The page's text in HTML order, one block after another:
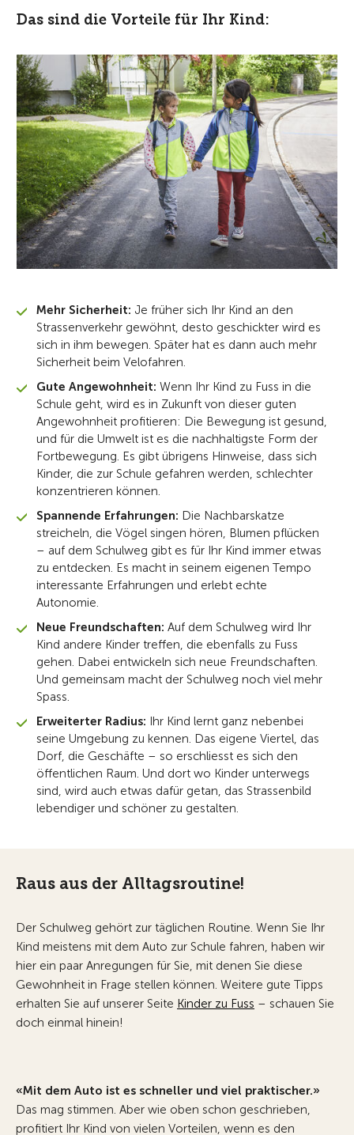
Das sind die Vorteile für Ihr Kind:
Mehr Sicherheit: Je früher sich Ihr Kind an den
Strassenverkehr gewöhnt, desto geschickter wird es
sich in ihm bewegen. Später hat es dann auch mehr
Sicherheit beim Velofahren.
Gute Angewohnheit: Wenn Ihr Kind zu Fuss in die
Schule geht, wird es in Zukunft von dieser guten
Angewohnheit profitieren: Die Bewegung ist gesund,
und für die Umwelt ist es die nachhaltigste Form der
Fortbewegung. Es gibt übrigens Hinweise, dass sich
Kinder, die zur Schule gefahren werden, schlechter
konzentrieren können.
Spannende Erfahrungen: Die Nachbarskatze
streicheln, die Vögel singen hören, Blumen pflücken
– auf dem Schulweg gibt es für Ihr Kind immer etwas
zu entdecken. Es macht in seinem eigenen Tempo
interessante Erfahrungen und erlebt echte
Autonomie.
Neue Freundschaften: Auf dem Schulweg wird Ihr
Kind andere Kinder treffen, die ebenfalls zu Fuss
gehen. Dabei entwickeln sich neue Freundschaften.
Und gemeinsam macht der Schulweg noch viel mehr
Spass.
Erweiterter Radius: Ihr Kind lernt ganz nebenbei
seine Umgebung zu kennen. Das eigene Viertel, das
Dorf, die Geschäfte – so erschliesst es sich den
öffentlichen Raum. Und dort wo Kinder unterwegs
sind, wird auch etwas dafür getan, das Strassenbild
lebendiger und schöner zu gestalten.
Raus aus der Alltagsroutine!
Der Schulweg gehört zur täglichen Routine. Wenn Sie Ihr
Kind meistens mit dem Auto zur Schule fahren, haben wir
hier ein paar Anregungen für Sie, mit denen Sie diese
Gewohnheit in Frage stellen können. Weitere gute Tipps
erhalten Sie auf unserer Seite Kinder zu Fuss – schauen Sie
doch einmal hinein!
«Mit dem Auto ist es schneller und viel praktischer.»
Das mag stimmen. Aber wie oben schon geschrieben,
profitiert Ihr Kind von vielen Vorteilen, wenn es den